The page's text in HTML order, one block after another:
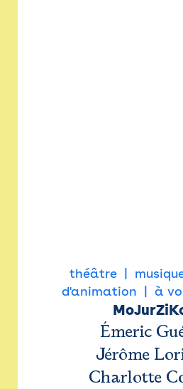
théâtre
d'animation
à
Émeric
Jérôme
Charlotte